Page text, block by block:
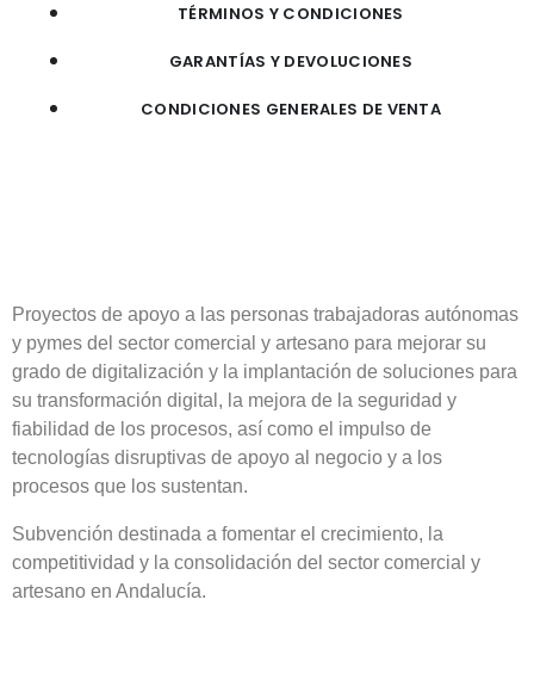
TÉRMINOS Y CONDICIONES
GARANTÍAS Y DEVOLUCIONES
CONDICIONES GENERALES DE VENTA
Proyectos de apoyo a las personas trabajadoras autónomas
y pymes del sector comercial y artesano para mejorar su
grado de digitalización y la implantación de soluciones para
su transformación digital, la mejora de la seguridad y
fiabilidad de los procesos, así como el impulso de
tecnologías disruptivas de apoyo al negocio y a los
procesos que los sustentan.
Subvención destinada a fomentar el crecimiento, la
competitividad y la consolidación del sector comercial y
artesano en Andalucía.